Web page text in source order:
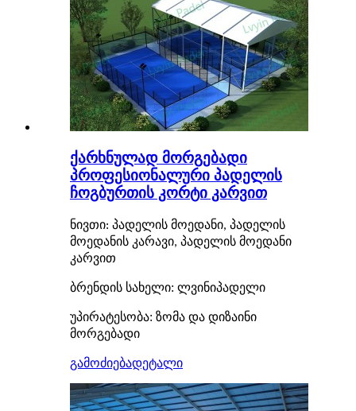
ქარხნულად მორგებადი
პროფესიონალური პადელის
ჩოგბურთის კორტი კარვით
ნივთი: პადელის მოედანი, პადელის
მოედანის კარავი, პადელის მოედანი
კარვით
ბრენდის სახელი: ლვინიპადელი
უპირატესობა: ზომა და დიზაინი
მორგებადი
გამოძიებადეტალი